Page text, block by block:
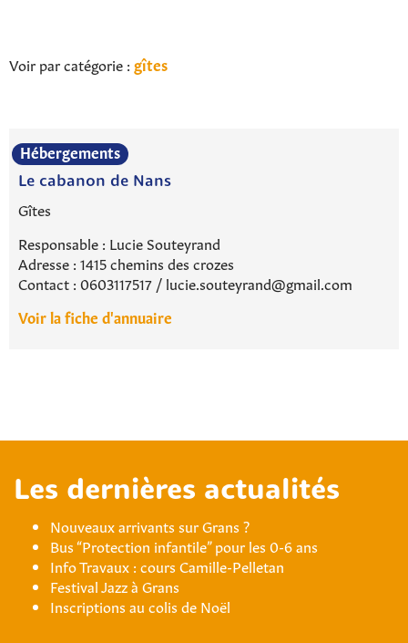
Rechercher sur le site
Voir par catégorie : gîtes
Hébergements
Le cabanon de Nans
Gîtes
Responsable : Lucie Souteyrand
Adresse : 1415 chemins des crozes
Contact : 0603117517 / lucie.souteyrand@gmail.com
Voir la fiche d'annuaire
Les dernières actualités
Nouveaux arrivants sur Grans ?
Bus “Protection infantile” pour les 0-6 ans
Info Travaux : cours Camille-Pelletan
Festival Jazz à Grans
Inscriptions au colis de Noël